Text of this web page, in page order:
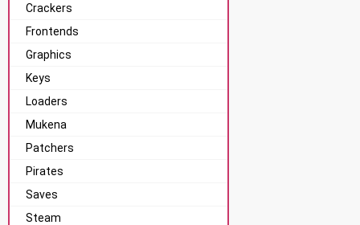
Crackers
Frontends
Graphics
Keys
Loaders
Mukena
Patchers
Pirates
Saves
Steam